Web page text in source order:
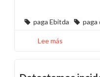
paga Ebitda paga
Lee más
alegrías